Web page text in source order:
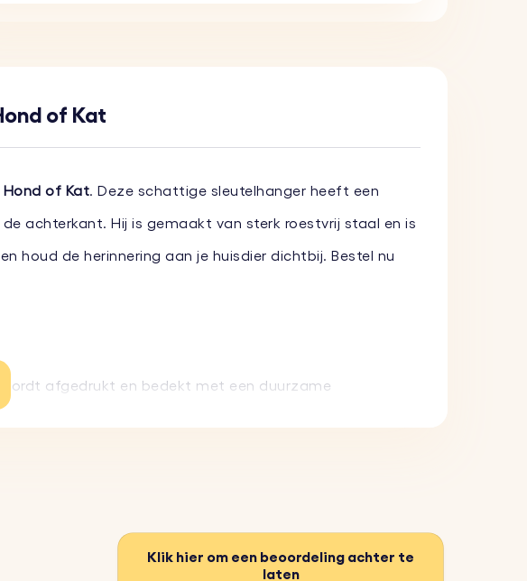
of Kat
Hond of Kat. Deze schattige sleutelhanger heeft een
achterkant. Hij is gemaakt van sterk roestvrij staal en is
houd de herinnering aan je huisdier dichtbij. Bestel nu
afgedrukt en bedekt met een duurzame
Klik hier om een beoordeling achter te
laten